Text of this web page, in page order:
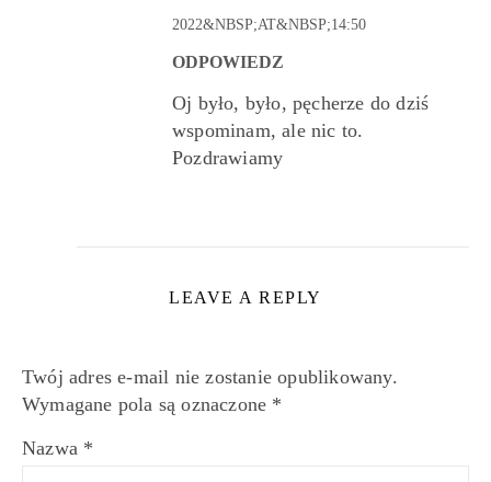
2022&NBSP;AT&NBSP;14:50
ODPOWIEDZ
Oj było, było, pęcherze do dziś
wspominam, ale nic to.
Pozdrawiamy
LEAVE A REPLY
Twój adres e-mail nie zostanie opublikowany.
Wymagane pola są oznaczone *
Nazwa *